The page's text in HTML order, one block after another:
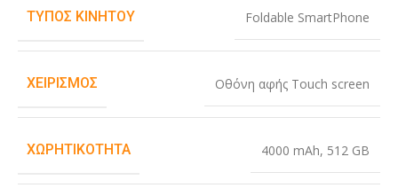
ΤΎΠΟΣ ΚΙΝΗΤΟΎ Foldable SmartPhone
ΧΕΙΡΙΣΜΌΣ Οθόνη αφής Touch screen
ΧΩΡΗΤΙΚΌΤΗΤΑ 4000 mAh, 512 GB